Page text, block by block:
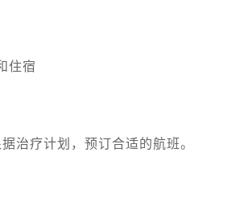
宿
疗计划，预订合适的航班。